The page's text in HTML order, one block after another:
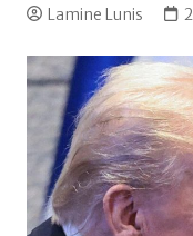
Lamine Lunis